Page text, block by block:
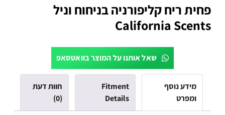
פחית ריח קליפורניה בניחוח וניל
California Scents
שאל אותנו על המוצר בוואטסאפ
מידע נוסף
ומפרט
Fitment
Details
חוות דעת
(0)